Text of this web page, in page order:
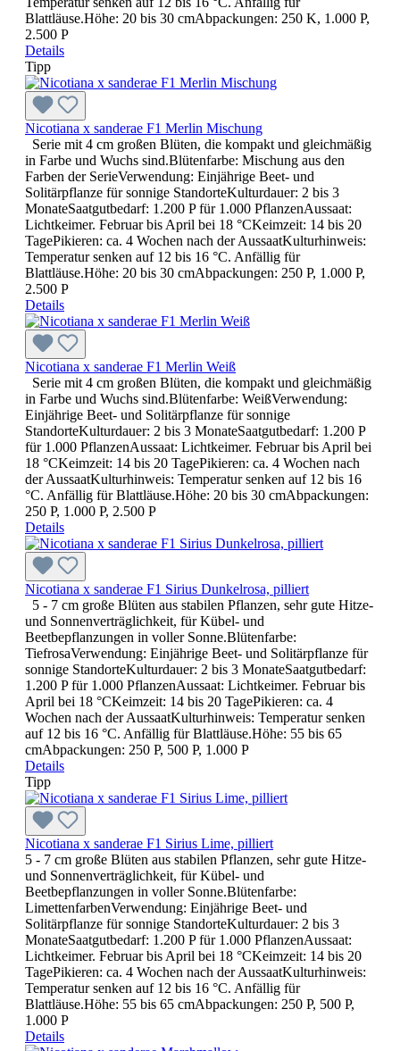
Blattläuse.Höhe: 20 bis 30 cmAbpackungen: 250 K, 1.000 P,
2.500 P
Details
Tipp
Nicotiana x sanderae F1 Merlin Mischung
Serie mit 4 cm großen Blüten, die kompakt und gleichmäßig
in Farbe und Wuchs sind.Blütenfarbe: Mischung aus den
Farben der SerieVerwendung: Einjährige Beet- und
Solitärpflanze für sonnige StandorteKulturdauer: 2 bis 3
MonateSaatgutbedarf: 1.200 P für 1.000 PflanzenAussaat:
Lichtkeimer. Februar bis April bei 18 °CKeimzeit: 14 bis 20
TagePikieren: ca. 4 Wochen nach der AussaatKulturhinweis:
Temperatur senken auf 12 bis 16 °C. Anfällig für
Blattläuse.Höhe: 20 bis 30 cmAbpackungen: 250 P, 1.000 P,
2.500 P
Details
Nicotiana x sanderae F1 Merlin Weiß
Serie mit 4 cm großen Blüten, die kompakt und gleichmäßig
in Farbe und Wuchs sind.Blütenfarbe: WeißVerwendung:
Einjährige Beet- und Solitärpflanze für sonnige
StandorteKulturdauer: 2 bis 3 MonateSaatgutbedarf: 1.200 P
für 1.000 PflanzenAussaat: Lichtkeimer. Februar bis April bei
18 °CKeimzeit: 14 bis 20 TagePikieren: ca. 4 Wochen nach
der AussaatKulturhinweis: Temperatur senken auf 12 bis 16
°C. Anfällig für Blattläuse.Höhe: 20 bis 30 cmAbpackungen:
250 P, 1.000 P, 2.500 P
Details
Nicotiana x sanderae F1 Sirius Dunkelrosa, pilliert
5 - 7 cm große Blüten aus stabilen Pflanzen, sehr gute Hitze-
und Sonnenverträglichkeit, für Kübel- und
Beetbepflanzungen in voller Sonne.Blütenfarbe:
TiefrosaVerwendung: Einjährige Beet- und Solitärpflanze für
sonnige StandorteKulturdauer: 2 bis 3 MonateSaatgutbedarf:
1.200 P für 1.000 PflanzenAussaat: Lichtkeimer. Februar bis
April bei 18 °CKeimzeit: 14 bis 20 TagePikieren: ca. 4
Wochen nach der AussaatKulturhinweis: Temperatur senken
auf 12 bis 16 °C. Anfällig für Blattläuse.Höhe: 55 bis 65
cmAbpackungen: 250 P, 500 P, 1.000 P
Details
Tipp
Nicotiana x sanderae F1 Sirius Lime, pilliert
5 - 7 cm große Blüten aus stabilen Pflanzen, sehr gute Hitze-
und Sonnenverträglichkeit, für Kübel- und
Beetbepflanzungen in voller Sonne.Blütenfarbe:
LimettenfarbenVerwendung: Einjährige Beet- und
Solitärpflanze für sonnige StandorteKulturdauer: 2 bis 3
MonateSaatgutbedarf: 1.200 P für 1.000 PflanzenAussaat:
Lichtkeimer. Februar bis April bei 18 °CKeimzeit: 14 bis 20
TagePikieren: ca. 4 Wochen nach der AussaatKulturhinweis:
Temperatur senken auf 12 bis 16 °C. Anfällig für
Blattläuse.Höhe: 55 bis 65 cmAbpackungen: 250 P, 500 P,
1.000 P
Details